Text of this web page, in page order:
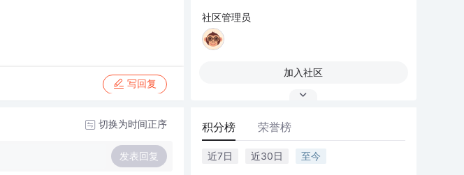
写回复
切换为时间正序
发表回复
社区管理员
加入社区
积分榜 荣誉榜
近7日 近30日 至今